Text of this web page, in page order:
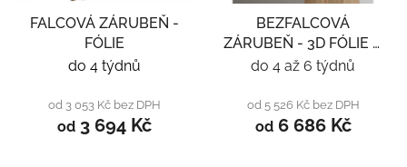
FALCOVÁ ZÁRUBEŇ -
FÓLIE
do 4 týdnů
od 3 053 Kč bez DPH
od3 694 Kč
BEZFALCOVÁ
ZÁRUBEŇ - 3D FÓLIE A
LAMINÁT
do 4 až 6 týdnů
od 5 526 Kč bez DPH
od6 686 Kč